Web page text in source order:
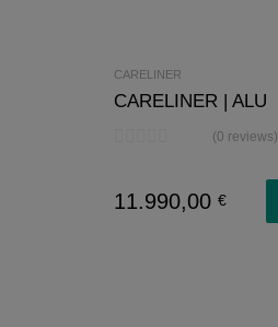
CARELINER
CARELINER | ALU
(0 reviews)
11.990,00 €